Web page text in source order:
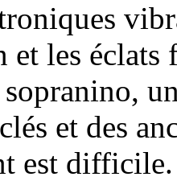
et les éclats
et des
est difficile.